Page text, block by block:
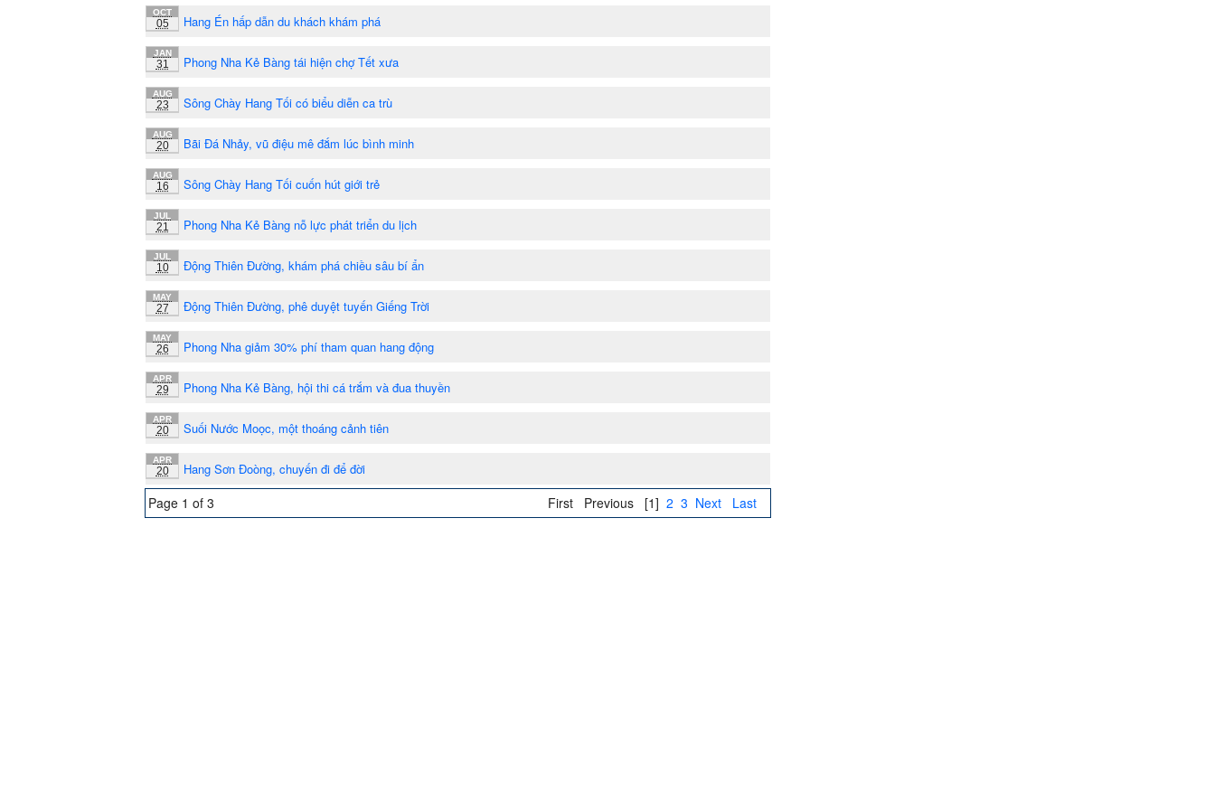
OCT
05 Hang Én hấp dẫn du khách khám phá
JAN
31 Phong Nha Kẻ Bàng tái hiện chợ Tết xưa
AUG
23 Sông Chày Hang Tối có biểu diễn ca trù
AUG
20 Bãi Đá Nhảy, vũ điệu mê đắm lúc bình minh
AUG
16 Sông Chày Hang Tối cuốn hút giới trẻ
JUL
21 Phong Nha Kẻ Bàng nỗ lực phát triển du lịch
JUL
10 Động Thiên Đường, khám phá chiều sâu bí ẩn
MAY
27 Động Thiên Đường, phê duyệt tuyến Giếng Trời
MAY
26 Phong Nha giảm 30% phí tham quan hang động
APR
29 Phong Nha Kẻ Bàng, hội thi cá trắm và đua thuyền
APR
20 Suối Nước Moọc, một thoáng cảnh tiên
APR
20 Hang Sơn Đoòng, chuyến đi để đời
Page 1 of 3 First Previous [1] 2 3 Next Last